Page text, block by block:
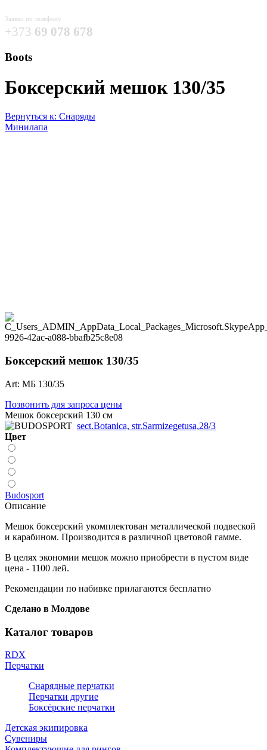
Заявки по телефону
+373 69 078 678
Boots
Боксерский мешок 130/35
Вернуться к: Снаряды
Минилапа
Боксерский мешок 130/35
Art: МБ 130/35
Позвонить для запроса цены
Мешок боксерский 130 см
sect.Botanica, str.Sarmizegetusa,28/3
Цвет
Budosport
Описание
Мешок боксерский укомплектован металлической подвеской
и карабином. Производится в различной цветовой гамме.
В целях экономии мешок можно приобрести в пустом виде
цена - 1100 лей.
Рекомендации по набивке прилагаются бесплатно
Сделано в Молдове
Каталог товаров
RDX
Перчатки
Снарядные перчатки
Перчатки другие
Боксёрские перчатки
Детская экипировка
Сувениры